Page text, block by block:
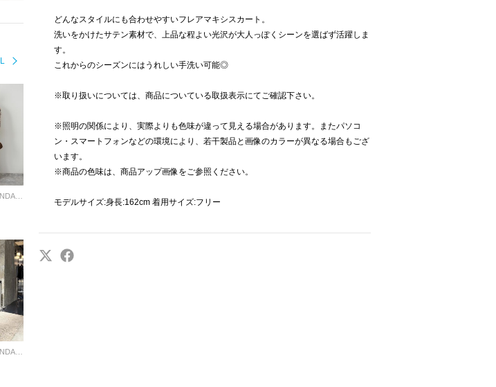
JOURNAL STANDARD LADYS
JOURNAL STANDARD LADYS
どんなスタイルにも合わせやすいフレアマキシスカート。
洗いをかけたサテン素材で、上品な程よい光沢が大人っぽくシーンを選ばず活躍しま
す。
これからのシーズンにはうれしい手洗い可能◎
※取り扱いについては、商品についている取扱表示にてご確認下さい。
※照明の関係により、実際よりも色味が違って見える場合があります。またパソコ
ン・スマートフォンなどの環境により、若干製品と画像のカラーが異なる場合もござ
います。
※商品の色味は、商品アップ画像をご参照ください。
モデルサイズ:身長:162cm 着用サイズ:フリー